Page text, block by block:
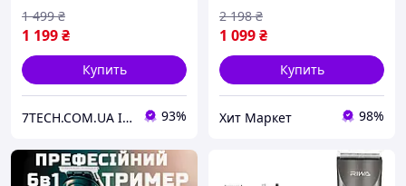
1 199₴
1 499 ₴
Купить
7TECH.COM.UA Інтернет-магазин 93%
1 099₴
2 198 ₴
Купить
Хит Маркет 98%